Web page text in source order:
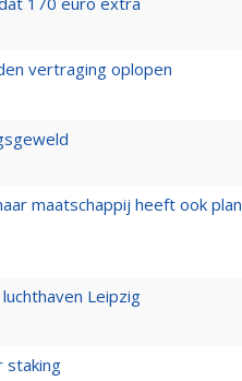
vertraging oplopen
maatschappij heeft ook plan
Leipzig
staking